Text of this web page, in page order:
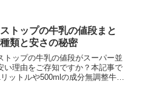
トップの牛乳の値段まと
類と安さの秘密
トップの牛乳の値段がスーパー並
い理由をご存知ですか？本記事で
ットルや500mlの成分無調整牛乳